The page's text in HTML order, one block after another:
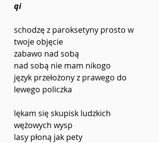
qi
schodzę z paroksetyny prosto w
twoje objęcie
zabawo nad sobą
nad sobą nie mam nikogo
język przełożony z prawego do
lewego policzka
lękam się skupisk ludzkich
wężowych wysp
lasy płoną jak pety